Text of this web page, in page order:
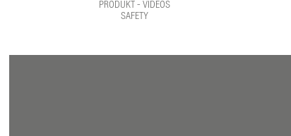
PRODUKT - VIDEOS
SAFETY